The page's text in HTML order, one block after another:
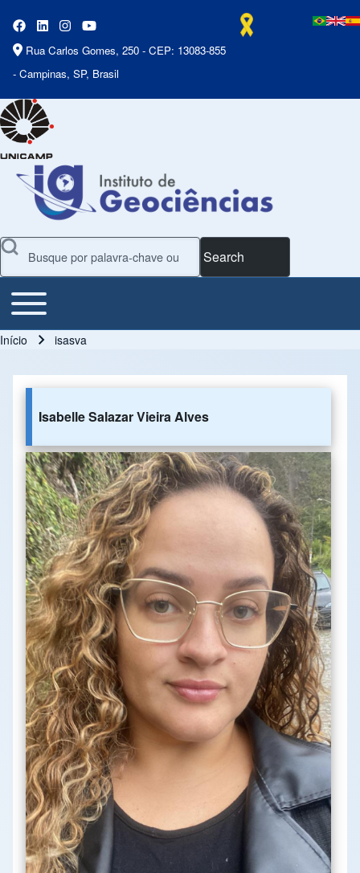
Rua Carlos Gomes, 250 - CEP: 13083-855
- Campinas, SP, Brasil
Search
Main Menu
Toggle main menu
Início isasva
Isabelle Salazar Vieira Alves